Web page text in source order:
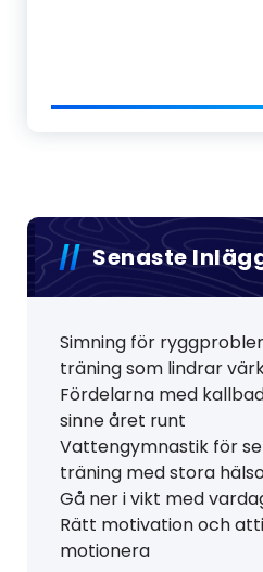
Senaste
Simning för
träning som lindrar
Fördelarna med
sinne året runt
Vattengymnastik för
träning med stora
Gå ner i vikt med
Rätt motivation och
motionera